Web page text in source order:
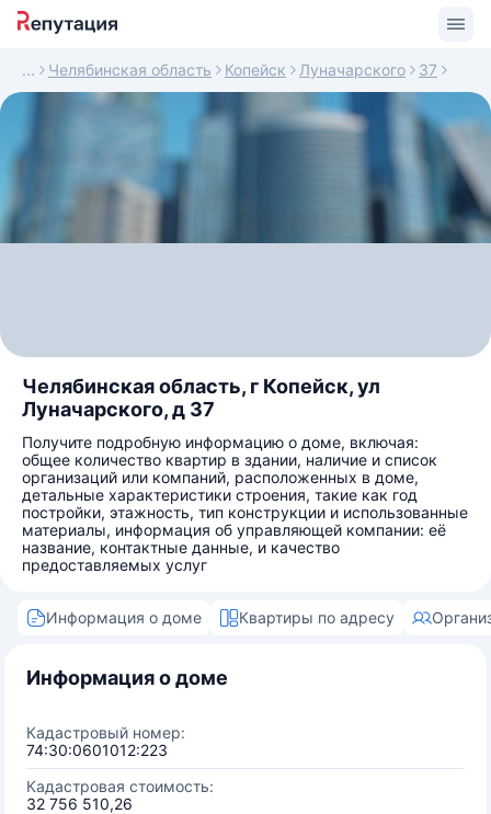
Челябинская область Копейск Луначарского 37
Челябинская область, г Копейск, ул
Луначарского, д 37
Получите подробную информацию о доме, включая:
общее количество квартир в здании, наличие и список
организаций или компаний, расположенных в доме,
детальные характеристики строения, такие как год
постройки, этажность, тип конструкции и использованные
материалы, информация об управляющей компании: её
название, контактные данные, и качество
предоставляемых услуг
Информация о доме Квартиры по адресу
Информация о доме
Кадастровый номер:
74:30:0601012:223
Кадастровая стоимость:
32 756 510,26